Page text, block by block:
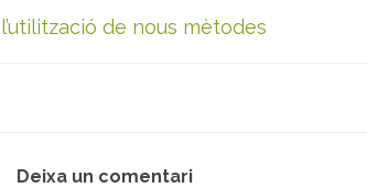
l’utilització de nous mètodes
Deixa un comentari